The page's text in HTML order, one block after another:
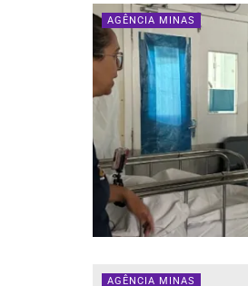
AGÊNCIA MINAS
AGÊNCIA MINAS